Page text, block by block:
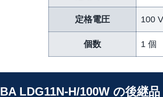
定格電圧 100 V
個数 1 個
LDG11N-H/100W の後継品